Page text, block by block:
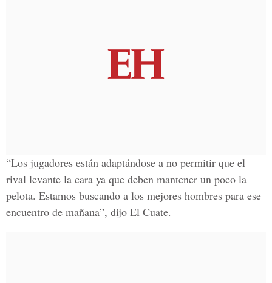
“Los jugadores están adaptándose a no permitir que el
rival levante la cara ya que deben mantener un poco la
pelota. Estamos buscando a los mejores hombres para ese
encuentro de mañana”, dijo El Cuate.